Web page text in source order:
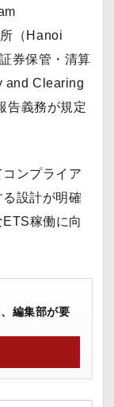
（Hanoi
券保管・清算
and Clearing
告義務が規定
ンプライア
設計が明確
稼働に向
編集部が要